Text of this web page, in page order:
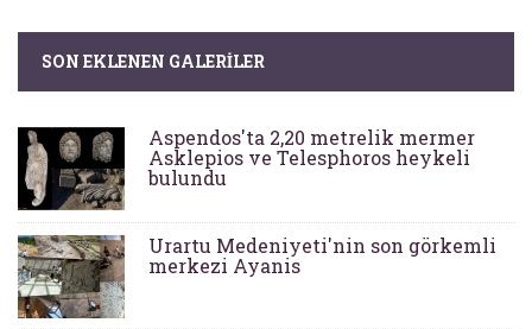
SON EKLENEN GALERILER
Aspendos'ta 2,20 metrelik mermer
Asklepios ve Telesphoros heykeli
bulundu
Urartu Medeniyeti'nin son görkemli
merkezi Ayanis